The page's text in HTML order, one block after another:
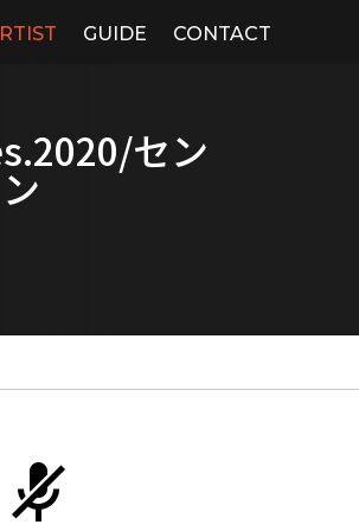
GUIDE CONTACT
セン